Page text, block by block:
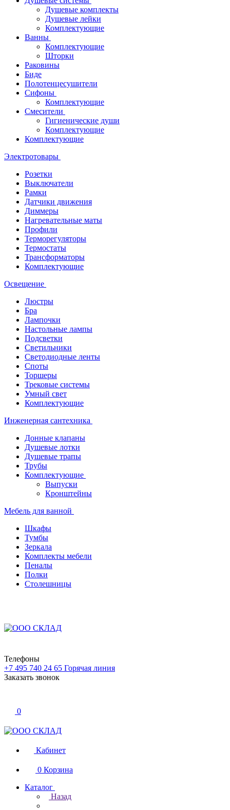
Душевые комплекты
Душевые лейки
Комплектующие
Ванны
Комплектующие
Шторки
Раковины
Биде
Полотенцесушители
Сифоны
Комплектующие
Смесители
Гигиенические души
Комплектующие
Комплектующие
Электротовары
Розетки
Выключатели
Рамки
Датчики движения
Диммеры
Нагревательные маты
Профили
Терморегуляторы
Термостаты
Трансформаторы
Комплектующие
Освещение
Люстры
Бра
Лампочки
Настольные лампы
Подсветки
Светильники
Светодиодные ленты
Споты
Торшеры
Трековые системы
Умный свет
Комплектующие
Инженерная сантехника
Донные клапаны
Душевые лотки
Душевые трапы
Трубы
Комплектующие
Выпуски
Кронштейны
Мебель для ванной
Шкафы
Тумбы
Зеркала
Комплекты мебели
Пеналы
Полки
Столешницы
Телефоны
+7 495 740 24 65 Горячая линия
Заказать звонок
0
Кабинет
0 Корзина
Каталог
Назад